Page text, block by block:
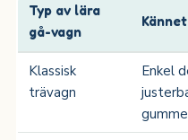
Typ av lära
gå-vagn
Klassisk
trävagn
Enkel